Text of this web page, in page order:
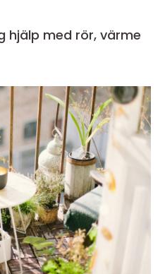
hjälp med rör, värme